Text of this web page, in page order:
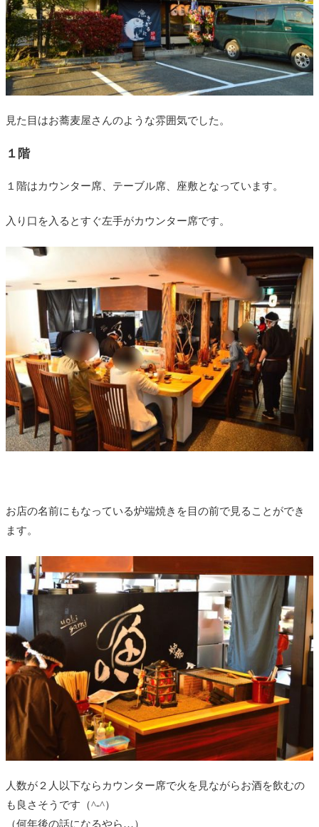
見た目はお蕎麦屋さんのような雰囲気でした。
１階
１階はカウンター席、テーブル席、座敷となっています。
入り口を入るとすぐ左手がカウンター席です。
お店の名前にもなっている炉端焼きを目の前で見ることができ
ます。
人数が２人以下ならカウンター席で火を見ながらお酒を飲むの
も良さそうです（^-^）
（何年後の話になるやら…）